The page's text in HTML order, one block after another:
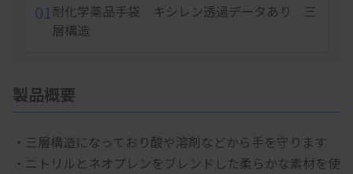
01耐化学薬品手袋 キシレン透過データあり 三
層構造
製品概要
・三層構造になっており酸や溶剤などから手を守ります
・ニトリルとネオプレンをブレンドした柔らかな素材を使